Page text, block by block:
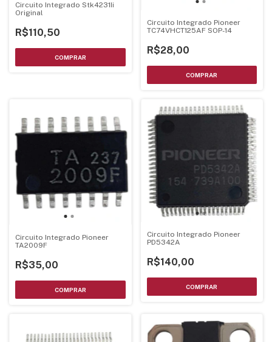
Circuito Integrado Stk4231Ii
Original
R$110,50
Circuito Integrado Pioneer
TC74VHCT125AF SOP-14
R$28,00
Circuito Integrado Pioneer
TA2009F
R$35,00
Circuito Integrado Pioneer
PD5342A
R$140,00